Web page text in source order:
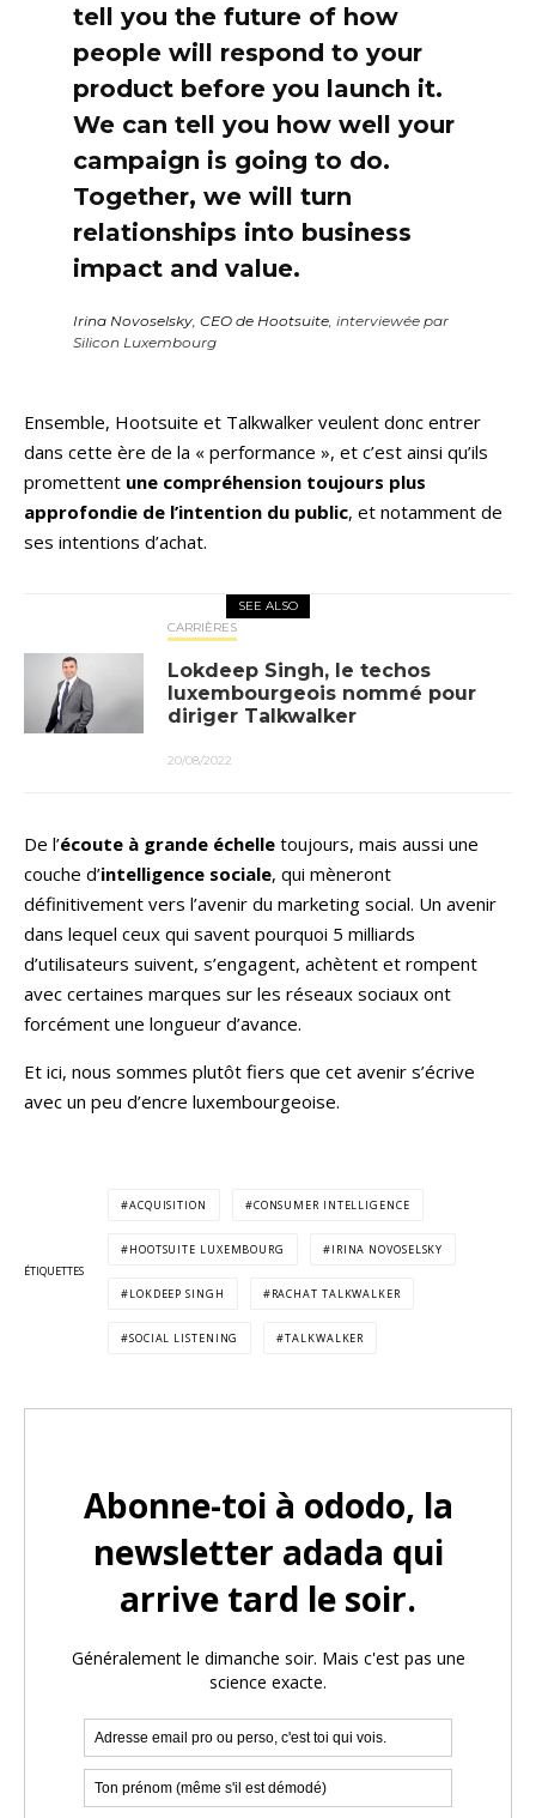
tell you the future of how
people will respond to your
product before you launch it.
We can tell you how well your
campaign is going to do.
Together, we will turn
relationships into business
impact and value.
Irina Novoselsky, CEO de Hootsuite, interviewée par
Silicon Luxembourg
Ensemble, Hootsuite et Talkwalker veulent donc entrer
dans cette ère de la « performance », et c’est ainsi qu’ils
promettent une compréhension toujours plus
approfondie de l’intention du public, et notamment de
ses intentions d’achat.
SEE ALSO
CARRIÈRES
Lokdeep Singh, le techos
luxembourgeois nommé pour
diriger Talkwalker
20/08/2022
De l’écoute à grande échelle toujours, mais aussi une
couche d’intelligence sociale, qui mèneront
définitivement vers l’avenir du marketing social. Un avenir
dans lequel ceux qui savent pourquoi 5 milliards
d’utilisateurs suivent, s’engagent, achètent et rompent
avec certaines marques sur les réseaux sociaux ont
forcément une longueur d’avance.
Et ici, nous sommes plutôt fiers que cet avenir s’écrive
avec un peu d’encre luxembourgeoise.
ÉTIQUETTES
ACQUISITION CONSUMER INTELLIGENCE
HOOTSUITE LUXEMBOURG IRINA NOVOSELSKY
LOKDEEP SINGH RACHAT TALKWALKER
SOCIAL LISTENING TALKWALKER